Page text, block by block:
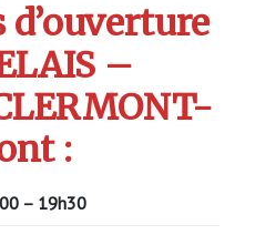
d’ouverture
–
:
– 19h30